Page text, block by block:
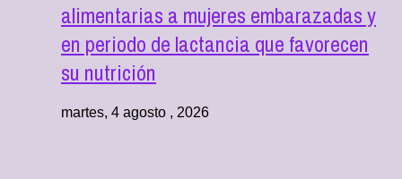
alimentarias a mujeres embarazadas y
en periodo de lactancia que favorecen
su nutrición
martes, 4 agosto , 2026